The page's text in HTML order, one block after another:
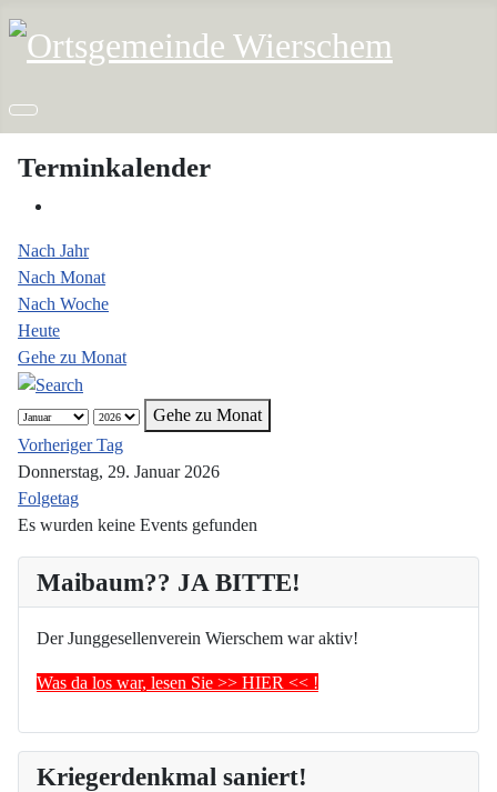
Maibaum?? JA BITTE!
Der Junggesellenverein Wierschem war aktiv!
Was da los war, lesen Sie >> HIER << !
Kriegerdenkmal saniert!
Terminkalender
Nach Jahr
Nach Monat
Nach Woche
Heute
Gehe zu Monat
Gehe zu Monat
Vorheriger Tag
Donnerstag, 29. Januar 2026
Folgetag
Es wurden keine Events gefunden